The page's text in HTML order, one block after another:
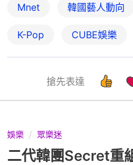
Mnet 韓國藝人動向
K-Pop CUBE娛樂
搶先表達
娛樂 眾樂迷
二代韓團Secret